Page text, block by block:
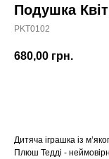
Подушка
PKT0102
680,00 грн.
Дитяча іграшка із
Плюш Тедді -